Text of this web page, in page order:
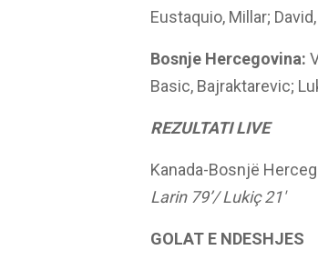
Eustaquio, Millar;
Bosnje Hercegovina:
Basic, Bajraktarevic;
REZULTATI LIVE
Kanada-Bosnjë
Larin 79’/ Lukiç 21′
GOLAT E NDESHJES